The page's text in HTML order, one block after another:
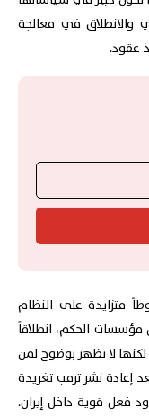
والانطلاق في معالجة
عقود.
متزايدة على النظام
مؤسسات الحكم، انطلاقاً
لكنها لا تظهر بوضوح لمن
إعادة نشر ترمب تغريدة
فعل قوية داخل إيران.